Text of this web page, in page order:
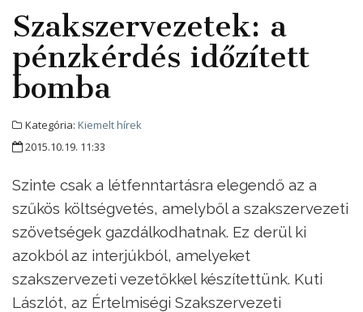
Szakszervezetek: a
pénzkérdés időzített
bomba
Kategória: Kiemelt hírek
2015.10.19. 11:33
Szinte csak a létfenntartásra elegendő az a
szűkös költségvetés, amelyből a szakszervezeti
szövetségek gazdálkodhatnak. Ez derül ki
azokból az interjúkból, amelyeket
szakszervezeti vezetőkkel készítettünk. Kuti
Lászlót, az Értelmiségi Szakszervezeti